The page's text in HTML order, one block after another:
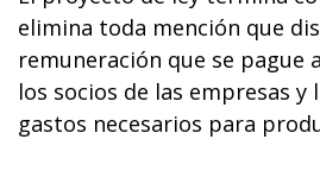
elimina toda mención que
remuneración que se pague
los socios de las empresas y
gastos necesarios para